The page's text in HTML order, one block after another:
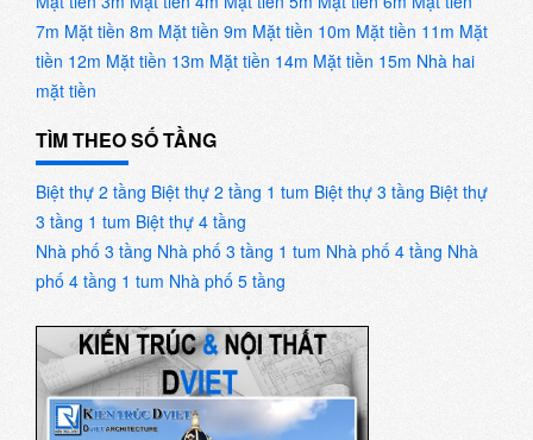
7m Mặt tiền 8m Mặt tiền 9m Mặt tiền 10m Mặt tiền 11m Mặt
tiền 12m Mặt tiền 13m Mặt tiền 14m Mặt tiền 15m Nhà hai
mặt tiền
TÌM THEO SỐ TẦNG
Biệt thự 2 tầng Biệt thự 2 tầng 1 tum Biệt thự 3 tầng Biệt thự
3 tầng 1 tum Biệt thự 4 tầng
Nhà phố 3 tầng Nhà phố 3 tầng 1 tum Nhà phố 4 tầng Nhà
phố 4 tầng 1 tum Nhà phố 5 tầng